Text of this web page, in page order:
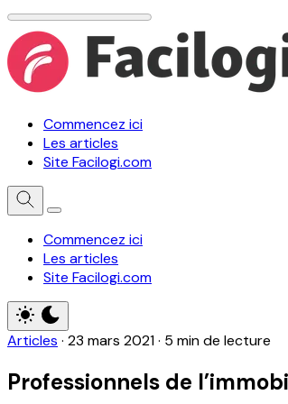
Commencez ici
Les articles
Site Facilogi.com
Commencez ici
Les articles
Site Facilogi.com
Articles · 23 mars 2021· 5 min de lecture
Professionnels de